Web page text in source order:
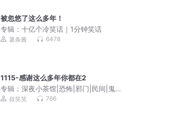
被忽悠了这么多年！
专辑：十亿个冷笑话｜1分钟笑话
薯条酱 6478
1115-感谢这么多年你都在2
专辑：深夜小茶馆|恐怖|邪门|民间|鬼故
事 叔笑笑 766